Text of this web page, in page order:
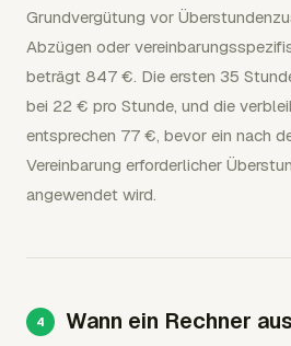
Grundvergütung vor
Abzügen oder
beträgt 847 €. Die ersten 35
bei 22 € pro Stunde, und die
entsprechen 77 €, bevor ein nach
Vereinbarung erforderlicher
angewendet wird.
Wann ein Rechner